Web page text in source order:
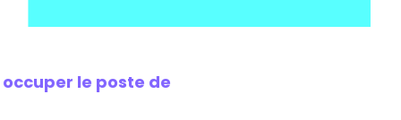
le poste de